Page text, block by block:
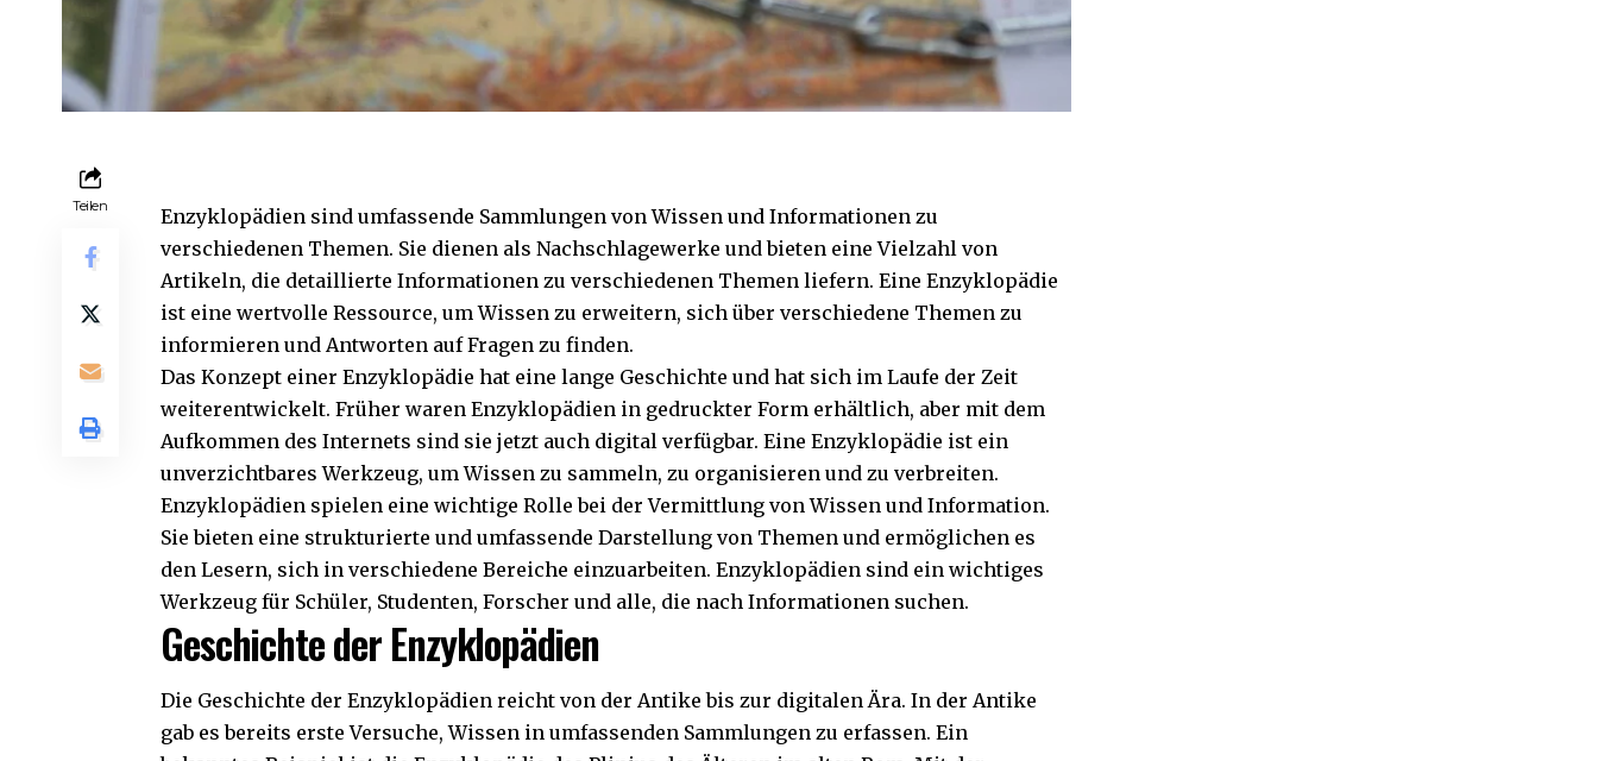
Teilen
Enzyklopädien sind umfassende Sammlungen von Wissen und Informationen zu
verschiedenen Themen. Sie dienen als Nachschlagewerke und bieten eine Vielzahl von
Artikeln, die detaillierte Informationen zu verschiedenen Themen liefern. Eine Enzyklopädie
ist eine wertvolle Ressource, um Wissen zu erweitern, sich über verschiedene Themen zu
informieren und Antworten auf Fragen zu finden.
Das Konzept einer Enzyklopädie hat eine lange Geschichte und hat sich im Laufe der Zeit
weiterentwickelt. Früher waren Enzyklopädien in gedruckter Form erhältlich, aber mit dem
Aufkommen des Internets sind sie jetzt auch digital verfügbar. Eine Enzyklopädie ist ein
unverzichtbares Werkzeug, um Wissen zu sammeln, zu organisieren und zu verbreiten.
Enzyklopädien spielen eine wichtige Rolle bei der Vermittlung von Wissen und Information.
Sie bieten eine strukturierte und umfassende Darstellung von Themen und ermöglichen es
den Lesern, sich in verschiedene Bereiche einzuarbeiten. Enzyklopädien sind ein wichtiges
Werkzeug für Schüler, Studenten, Forscher und alle, die nach Informationen suchen.
Geschichte der Enzyklopädien
Die Geschichte der Enzyklopädien reicht von der Antike bis zur digitalen Ära. In der Antike
gab es bereits erste Versuche, Wissen in umfassenden Sammlungen zu erfassen. Ein